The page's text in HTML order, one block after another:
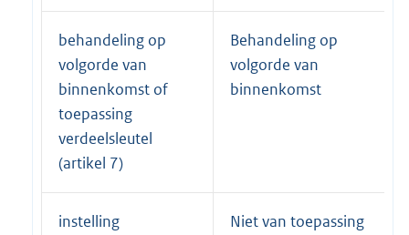
behandeling op
volgorde van
binnenkomst of
toepassing
verdeelsleutel
(artikel 7)
Behandeling op
volgorde van
binnenkomst
instelling
Niet van toepassing